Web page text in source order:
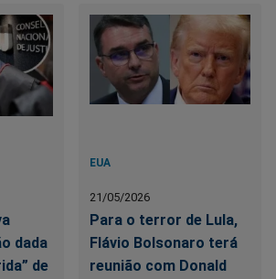
dada
de
EUA
21/05/2026
Para o terror de Lula,
Flávio Bolsonaro terá
reunião com Donald